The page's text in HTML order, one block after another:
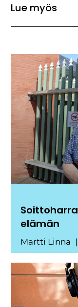
Lue myös
elämän
Martti Linna